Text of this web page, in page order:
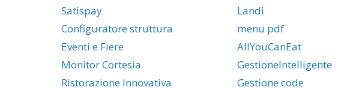
Satispay
Landi
Configuratore struttura
menu pdf
Eventi e Fiere
AllYouCanEat
Monitor Cortesia
GestioneIntelligente
Ristorazione Innovativa
Gestione code